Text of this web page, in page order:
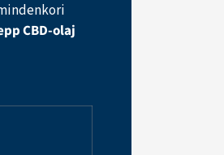
CBD-olaj